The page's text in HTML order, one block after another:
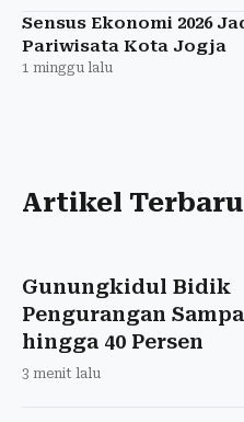
Sensus Ekonomi 2026
Pariwisata Kota Jogja
1 minggu lalu
Artikel
Gunungkidul Bidik
Pengurangan
hingga 40 Persen
3 menit lalu